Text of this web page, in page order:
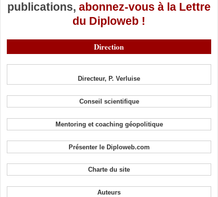
publications, abonnez-vous à la Lettre
du Diploweb !
Direction
Directeur, P. Verluise
Conseil scientifique
Mentoring et coaching géopolitique
Présenter le Diploweb.com
Charte du site
Auteurs